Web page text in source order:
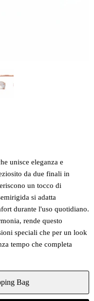
unisce eleganza e
da due finali in
un tocco di
si adatta
durante l'uso quotidiano.
rende questo
speciali che per un look
tempo che completa
Bag